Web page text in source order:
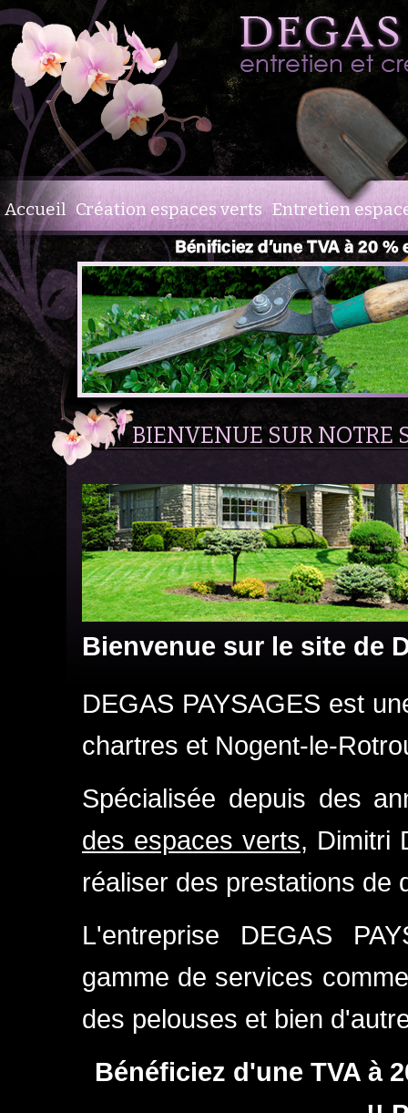
Accueil Création espaces verts Entretien
BIENVENUE SUR NOTRE
Bienvenue sur le site de
DEGAS PAYSAGES est
chartres et Nogent-le-
Spécialisée depuis des
des espaces verts, Dimitri
réaliser des prestations de
L'entreprise DEGAS
gamme de services
des pelouses et bien
Bénéficiez d'une TVA à